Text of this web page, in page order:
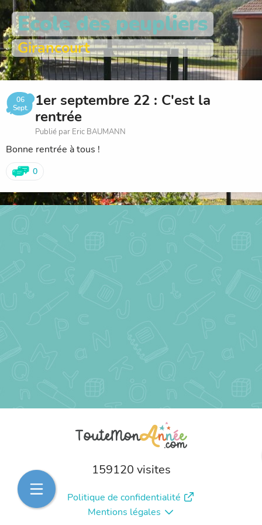
Ecole des peupliers
Girancourt
06
Sept.
1er septembre 22 : C'est la
rentrée
Publié par Eric BAUMANN
Bonne rentrée à tous !
0
159120 visites
Politique de confidentialité
Mentions légales